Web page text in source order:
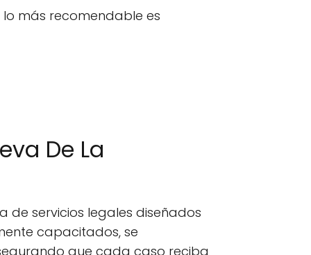
más recomendable es
De La
servicios legales diseñados
capacitados, se
que cada caso reciba